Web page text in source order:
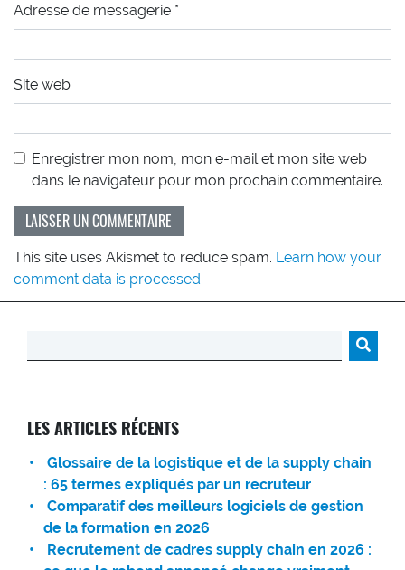
Adresse de messagerie *
Site web
Enregistrer mon nom, mon e-mail et mon site web
dans le navigateur pour mon prochain commentaire.
This site uses Akismet to reduce spam. Learn how your
comment data is processed.
LES ARTICLES RÉCENTS
Glossaire de la logistique et de la supply chain
: 65 termes expliqués par un recruteur
Comparatif des meilleurs logiciels de gestion
de la formation en 2026
Recrutement de cadres supply chain en 2026 :